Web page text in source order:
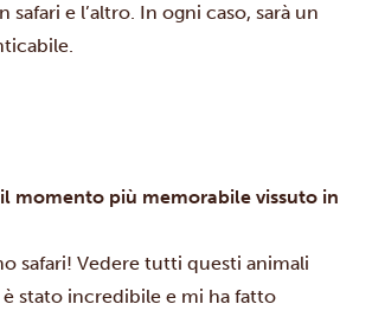
safari e l’altro. In ogni caso, sarà un
momento più memorabile vissuto in
safari! Vedere tutti questi animali
stato incredibile e mi ha fatto